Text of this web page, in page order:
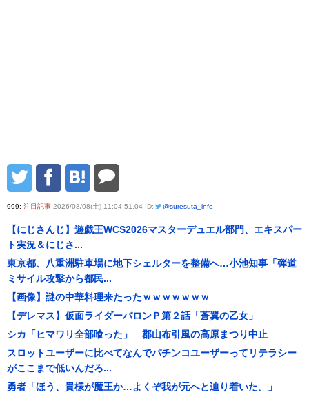
999: 注目記事 2026/08/08(土) 11:04:51.04 ID: @suresuta_info
【にじさんじ】遊戯王WCS2026マスターデュエル部門、エキスパー
ト実況＆にじさ...
東京都、八重洲駐車場に地下シェルターを整備へ…小池知事「弾道
ミサイル攻撃から都民...
【画像】謎の中華料理来たったｗｗｗｗｗｗｗ
【デレマス】仮面ライダーバロンＰ第２話「蒼翼の乙女」
シカ「ヒマワリ全部喰った」 郡山布引風の高原まつり中止
スロットユーザーに比べてなんでパチンコユーザーってリテラシー
がここまで低いんだろ...
勇者「ほう、貴様が魔王か…よくぞ我が元へと辿り着いた。」